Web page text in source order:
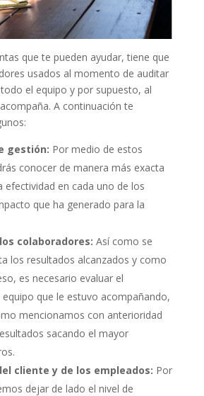
que te pueden ayudar, tiene que
usados al momento de auditar
el equipo y por supuesto, al
A continuación te
gestión: Por medio de estos
conocer de manera más exacta
efectividad en cada uno de los
que ha generado para la
colaboradores: Así como se
los resultados alcanzados y como
es necesario evaluar el
que le estuvo acompañando,
mencionamos con anterioridad
sacando el mayor
cliente y de los empleados: Por
dejar de lado el nivel de